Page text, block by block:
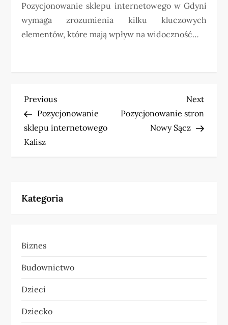
Pozycjonowanie sklepu internetowego w Gdyni
wymaga zrozumienia kilku kluczowych
elementów, które mają wpływ na widoczność…
N
a
w
g
c
j
a
w
Previous
Post
Previous
Pozycjonowanie
sklepu internetowego
Kalisz
Next
Post
Next
Pozycjonowanie stron
Nowy Sącz
Kategoria
Biznes
Budownictwo
Dzieci
Dziecko